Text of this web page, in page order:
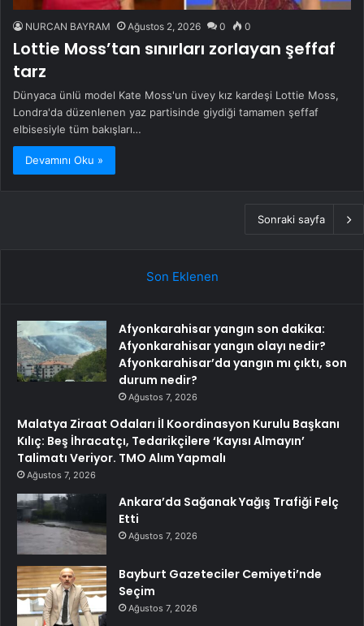
NURCAN BAYRAM Ağustos 2, 2026 0 0
Lottie Moss’tan sınırları zorlayan şeffaf
tarz
Dünyaca ünlü model Kate Moss'un üvey kız kardeşi Lottie Moss,
Londra'da düzenlenen yaz partisinde giydiği tamamen şeffaf
elbisesiyle tüm bakışları…
Devamını Oku »
Sonraki sayfa
Son Eklenen
Afyonkarahisar yangın son dakika:
Afyonkarahisar yangın olayı nedir?
Afyonkarahisar’da yangın mı çıktı, son
durum nedir?
Ağustos 7, 2026
Malatya Ziraat Odaları İl Koordinasyon Kurulu Başkanı
Kılıç: Beş İhracatçı, Tedarikçilere ‘Kayısı Almayın’
Talimatı Veriyor. TMO Alım Yapmalı
Ağustos 7, 2026
Ankara’da Sağanak Yağış Trafiği Felç
Etti
Ağustos 7, 2026
Bayburt Gazeteciler Cemiyeti’nde
Seçim
Ağustos 7, 2026